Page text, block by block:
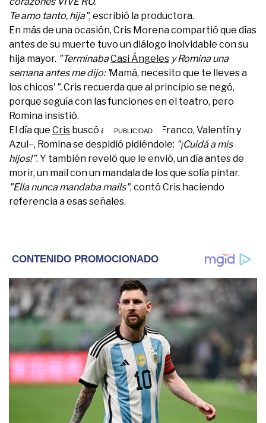
Te amo tanto, hija", escribió la productora.
En más de una ocasión, Cris Morena compartió que días
antes de su muerte tuvo un diálogo inolvidable con su
hija mayor. "TerminabaCasi Ángeles y Romina una
semana antes me dijo: 'Mamá, necesito que te lleves a
los chicos' ".Cris recuerda que al principio se negó,
porque seguía con las funciones en el teatro, pero
Romina insistió.
El día que Cris buscó a sus nietos –Franco, Valentín y
Azul–, Romina se despidió pidiéndole: "¡Cuidá a mis
hijos!". Y también reveló que le envió, un día antes de
morir, un mail con un mandala de los que solía pintar.
"Ella nunca mandaba mails", contó Cris haciendo
referencia a esas señales.